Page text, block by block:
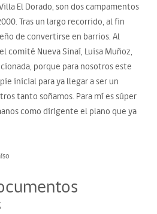
El Dorado, son dos campamentos
Tras un largo recorrido, al fin
de convertirse en barrios. Al
comité Nueva Sinaí, Luisa Muñoz,
porque para nosotros este
inicial para ya llegar a ser un
tanto soñamos. Para mí es súper
como dirigente el plano que ya